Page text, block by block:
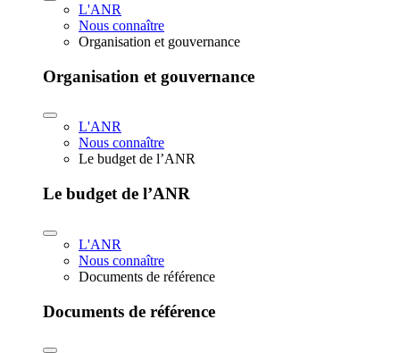
L'ANR
Nous connaître
Organisation et gouvernance
Organisation et gouvernance
L'ANR
Nous connaître
Le budget de l’ANR
Le budget de l’ANR
L'ANR
Nous connaître
Documents de référence
Documents de référence